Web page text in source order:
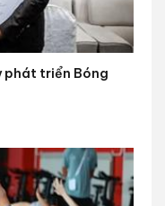
phát triển Bóng